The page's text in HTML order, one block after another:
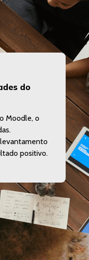
do
Moodle, o
positivo.